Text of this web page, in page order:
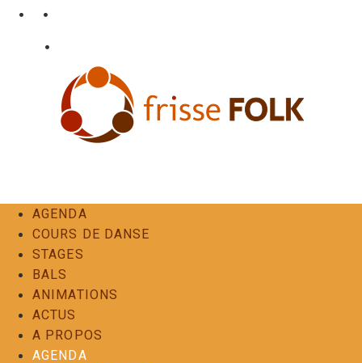
• •
•
AGENDA
COURS DE DANSE
STAGES
BALS
ANIMATIONS
ACTUS
A PROPOS
AGENDA